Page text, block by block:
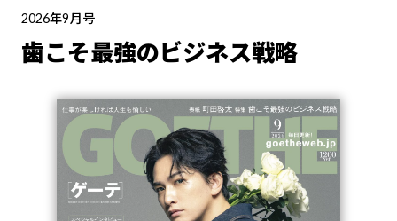
2026年9月号
歯こそ最強のビジネス戦略